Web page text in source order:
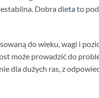
Dobra dietato
do wieku, wagi i
może prowadzić do
dla dużych ras, z